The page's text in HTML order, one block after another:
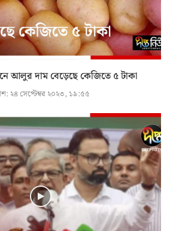
আলুর দাম বেড়েছে কেজিতে ৫ টাকা
২৪ সেপ্টেম্বর ২০২৩, ১৯:৫৫